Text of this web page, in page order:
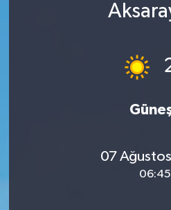
07
06:45